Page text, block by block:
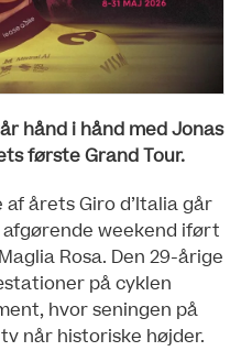
hånd i hånd med Jonas
første Grand Tour.
årets Giro d’Italia går
weekend iført
Rosa. Den 29-årige
på cyklen
hvor seningen på
når historiske højder.